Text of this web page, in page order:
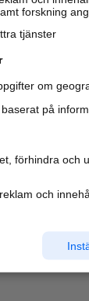
Läs
forskning
tjänster
om
på
förhindra och
och